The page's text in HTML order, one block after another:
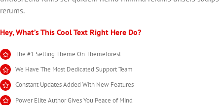
rerums.
Hey, What’s This Cool Text Right Here Do?
The #1 Selling Theme On Themeforest
We Have The Most Dedicated Support Team
Constant Updates Added With New Features
Power Elite Author Gives You Peace of Mind